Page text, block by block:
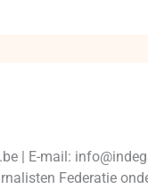
| E-mail:
Federatie